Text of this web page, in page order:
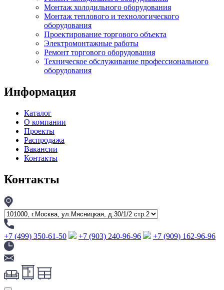
Монтаж холодильного оборудования
Монтаж теплового и технологического
оборудования
Проектирование торгового объекта
Электромонтажные работы
Ремонт торгового оборудования
Техническое обслуживание профессионального
оборудования
Информация
Каталог
О компании
Проекты
Распродажа
Вакансии
Контакты
Контакты
+7 (499) 350-61-50 +7 (903) 240-96-96 +7 (909) 162-96-96